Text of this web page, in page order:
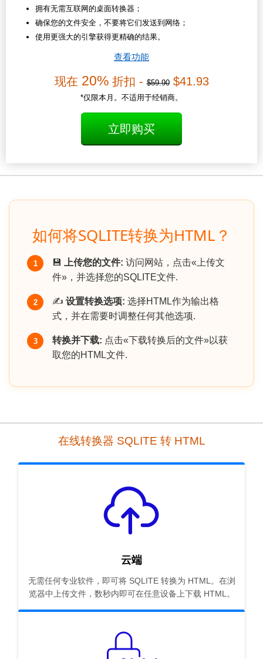
拥有无需互联网的桌面转换器；
确保您的文件安全，不要将它们发送到网络；
使用更强大的引擎获得更精确的结果。
查看功能
现在 20%折扣 -$59.90$41.93
*仅限本月。不适用于经销商。
立即购买
如何将SQLITE转换为HTML？
1 💾 上传您的文件: 访问网站，点击«上传文
件»，并选择您的SQLITE文件.
2 ✍️ 设置转换选项: 选择HTML作为输出格
式，并在需要时调整任何其他选项.
3 转换并下载: 点击«下载转换后的文件»以获
取您的HTML文件.
在线转换器 SQLITE 转 HTML
云端
无需任何专业软件，即可将 SQLITE 转换为 HTML。在浏
览器中上传文件，数秒内即可在任意设备上下载 HTML。